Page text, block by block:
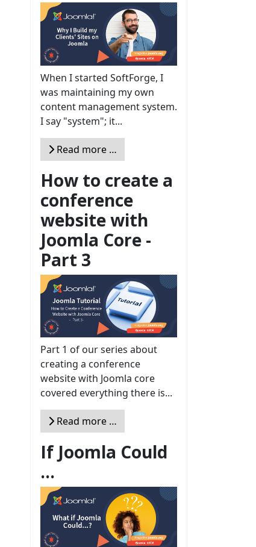
When I started SoftForge, I
was maintaining my own
content management system.
I say "system"; it...
Read more …
How to create a
conference
website with
Joomla Core -
Part 3
Part 1 of our series about
creating a conference
website with Joomla core
covered everything there is...
Read more …
If Joomla Could
...